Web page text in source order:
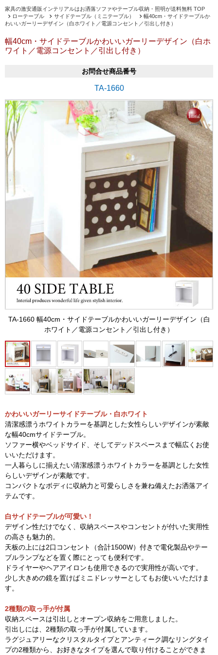
家具の激安通販インテリアルはお洒落ソファやテーブル収納・照明が送料無料 TOP
ローテーブル
サイドテーブル（ミニテーブル）
幅40cm・サイドテーブルか
わいいガーリーデザイン（白ホワイト／電源コンセント／引出し付き）
幅40cm・サイドテーブルかわいいガーリーデザイン（白ホ
ワイト／電源コンセント／引出し付き）
お問合せ商品番号
TA-1660
TA-1660 幅40cm・サイドテーブルかわいいガーリーデザイン（白
ホワイト／電源コンセント／引出し付き）
かわいいガーリーサイドテーブル・白ホワイト
清潔感漂うホワイトカラーを基調とした女性らしいデザインが素敵
な幅40cmサイドテーブル。
ソファー横やベッドサイド、そしてデッドスペースまで幅広くお使
いいただけます。
一人暮らしに揃えたい清潔感漂うホワイトカラーを基調とした女性
らしいデザインが素敵です。
コンパクトなボディに収納力と可愛らしさを兼ね備えたお洒落アイ
テムです。
白サイドテーブルが可愛い！
デザイン性だけでなく、収納スペースやコンセントが付いた実用性
の高さも魅力的。
天板の上には2口コンセント（合計1500W）付きで電化製品やテー
ブルランプなどを置く際にとっても便利です。
ドライヤーやヘアアイロンも使用できるので実用性が高いです。
少し大きめの鏡を置けばミニドレッサーとしてもお使いいただけま
す。
2種類の取っ手が付属
収納スペースは引出しとオープン収納をご用意しました。
引出しには、2種類の取っ手が付属しています。
ラグジュアリーなクリスタルタイプとアンティーク調なリングタイ
プの2種類から、お好きなタイプを選んで取り付けることができま